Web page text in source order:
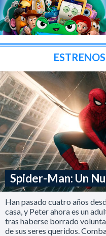
Spider-Man: Un
Han pasado cuatro años
casa, y Peter ahora es un
tras haberse borrado
de sus seres queridos.